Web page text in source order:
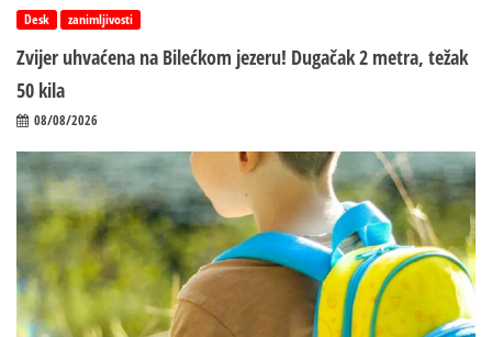
Desk zanimljivosti
Zvijer uhvaćena na Bilećkom jezeru! Dugačak 2 metra, težak
50 kila
08/08/2026